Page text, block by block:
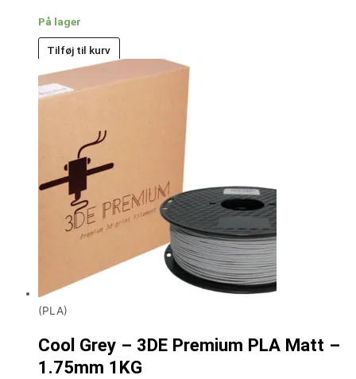
På lager
Tilføj til kurv
(PLA)
Cool Grey – 3DE Premium PLA Matt –
1.75mm 1KG